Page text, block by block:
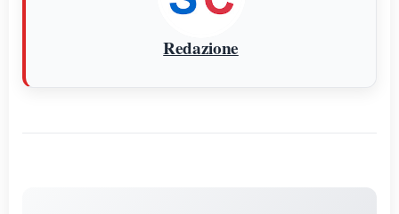
Redazione